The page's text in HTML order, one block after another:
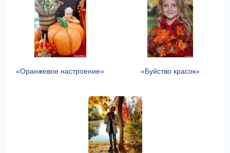
«Оранжевое настроение» «Буйство красок»